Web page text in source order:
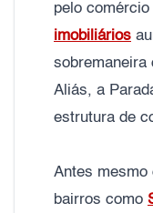
pelo comércio
imobiliários
sobremaneira
Aliás, a
estrutura de
Antes mesmo
bairros como